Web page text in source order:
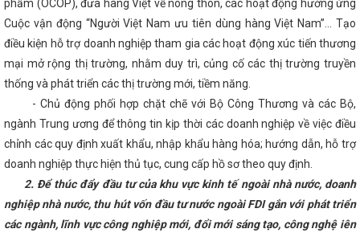
hiểu về chuyển đổi số lĩnh vực Công Thương
Nghị định của
lý chợ có hiệu lực thi hành kể từ ngày 01/8/2024
Kết nối thị
OCOP Hà Tĩnh
CĐN Công Thương: Phát động Tháng Công nhân
kết nối cung cầu tiêu thụ sản phẩm (Theo Đài Phát thanh và Truyền
2 dự án năng lượng gần 850 tỷ đồng ở huyện miền núi Hà Tĩnh
vụ phát triển kinh tế - xã hội những tháng cuối năm
đán Giáp Thìn 2024
Sơ kết giữa nhiệm kỳ thực hiện Nghị
lần thứ III, nhiệm kỳ 2020 - 2025
HÀ TĨNH: TIẾP NHẬN
THỊ TRƯỜNG TỪ BỘ CÔNG THƯƠNG ĐỂ TỔ CHỨC LẠI THÀNH CHI CỤC
SỞ CÔNG THƯƠNG
Hội nghị trực tuyến đánh giá tình hình sản
hàng hóa Tết Nguyên đán năm 2024
Quy định xử phạt vi phạm
chất và vật liệu nổ công nghiệp
Thực hiện tốt Cuộc vận động
dùng hàng Việt Nam”
Hà Tĩnh quán triệt các chuyên đề quan
hành động thực hiện Nghị quyết Đại hội Đảng bộ tỉnh lần thứ XX
bộ – Hà Tĩnh 2025 diễn ra từ 19/11
Hà Tĩnh tham gia trưng
phẩm (OCOP), đưa hàng Việt về nông thôn, các hoạt động hưởng ứng
Cuộc vận động “Người Việt Nam ưu tiên dùng hàng Việt Nam”... Tạo
điều kiện hỗ trợ doanh nghiệp tham gia các hoạt động xúc tiến thương
mại mở rộng thị trường, nhằm duy trì, củng cố các thị trường truyền
thống và phát triển các thị trường mới, tiềm năng.
- Chủ động phối hợp chặt chẽ với Bộ Công Thương và các Bộ,
ngành Trung ương để thông tin kịp thời các doanh nghiệp về việc điều
chỉnh các quy định xuất khẩu, nhập khẩu hàng hóa; hướng dẫn, hỗ trợ
doanh nghiệp thực hiện thủ tục, cung cấp hồ sơ theo quy định.
2. Để thúc đẩy đầu tư của khu vực kinh tế ngoài nhà nước, doanh
nghiệp nhà nước, thu hút vốn đầu tư nước ngoài FDI gắn với phát triển
các ngành, lĩnh vực công nghiệp mới, đổi mới sáng tạo, công nghệ iên